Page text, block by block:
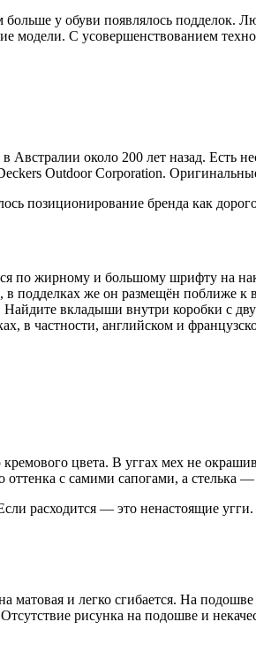
у обуви появлялось подделок.
модели. С усовершенствованием
около 200 лет назад. Есть
Outdoor Corporation.
позиционирование бренда как
по жирному и большому шрифту на
же он размещён поближе к
вкладыши внутри коробки с
в частности, английском и
цвета. В уггах мех не
с самими сапогами, а стелька
расходится — это ненастоящие
и легко сгибается. На
рисунка на подошве и